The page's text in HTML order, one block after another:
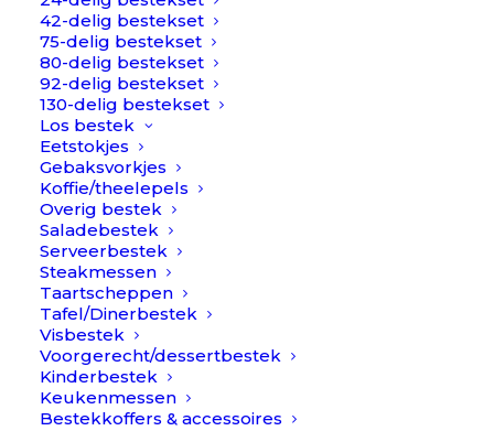
42-delig bestekset
75-delig bestekset
80-delig bestekset
92-delig bestekset
130-delig bestekset
Los bestek
Eetstokjes
Gebaksvorkjes
Koffie/theelepels
Overig bestek
Saladebestek
Serveerbestek
Steakmessen
Taartscheppen
Tafel/Dinerbestek
Visbestek
Voorgerecht/dessertbestek
Kinderbestek
Keukenmessen
Bestekkoffers & accessoires